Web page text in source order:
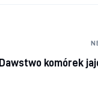
Dawstwo komórek